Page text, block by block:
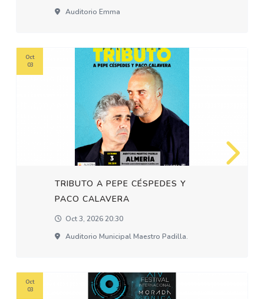
Auditorio Emma
TRIBUTO A PEPE CÉSPEDES Y
PACO CALAVERA
Oct 3, 2026 20:30
Auditorio Municipal Maestro Padilla.
Oct
03
Oct
03